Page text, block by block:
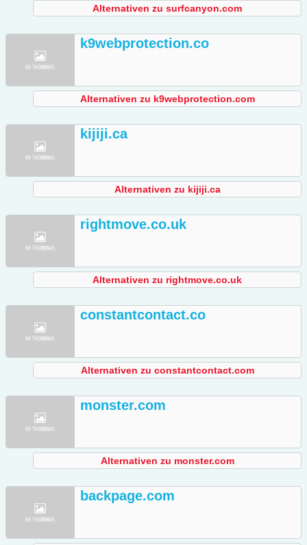
Alternativen zu surfcanyon.com
k9webprotection.co
Alternativen zu k9webprotection.com
kijiji.ca
Alternativen zu kijiji.ca
rightmove.co.uk
Alternativen zu rightmove.co.uk
constantcontact.co
Alternativen zu constantcontact.com
monster.com
Alternativen zu monster.com
backpage.com